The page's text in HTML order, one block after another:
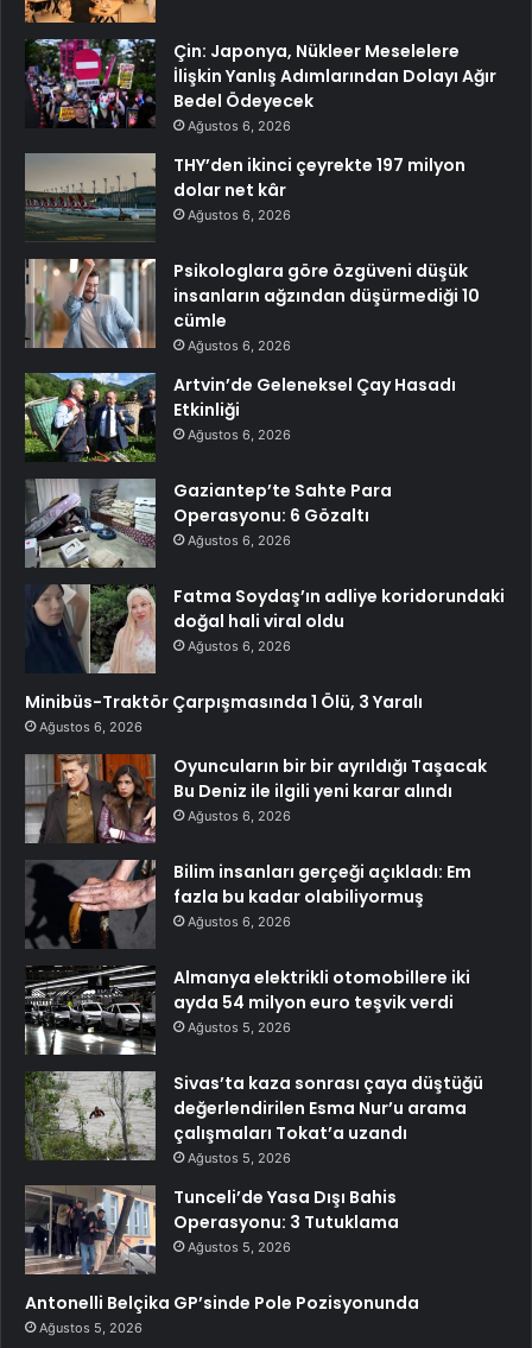
Çin: Japonya, Nükleer Meselelere
İlişkin Yanlış Adımlarından Dolayı Ağır
Bedel Ödeyecek
Ağustos 6, 2026
THY’den ikinci çeyrekte 197 milyon
dolar net kâr
Ağustos 6, 2026
Psikologlara göre özgüveni düşük
insanların ağzından düşürmediği 10
cümle
Ağustos 6, 2026
Artvin’de Geleneksel Çay Hasadı
Etkinliği
Ağustos 6, 2026
Gaziantep’te Sahte Para
Operasyonu: 6 Gözaltı
Ağustos 6, 2026
Fatma Soydaş’ın adliye koridorundaki
doğal hali viral oldu
Ağustos 6, 2026
Minibüs-Traktör Çarpışmasında 1 Ölü, 3 Yaralı
Ağustos 6, 2026
Oyuncuların bir bir ayrıldığı Taşacak
Bu Deniz ile ilgili yeni karar alındı
Ağustos 6, 2026
Bilim insanları gerçeği açıkladı: Em
fazla bu kadar olabiliyormuş
Ağustos 6, 2026
Almanya elektrikli otomobillere iki
ayda 54 milyon euro teşvik verdi
Ağustos 5, 2026
Sivas’ta kaza sonrası çaya düştüğü
değerlendirilen Esma Nur’u arama
çalışmaları Tokat’a uzandı
Ağustos 5, 2026
Tunceli’de Yasa Dışı Bahis
Operasyonu: 3 Tutuklama
Ağustos 5, 2026
Antonelli Belçika GP’sinde Pole Pozisyonunda
Ağustos 5, 2026